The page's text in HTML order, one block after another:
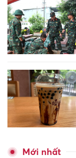
Mới nhất